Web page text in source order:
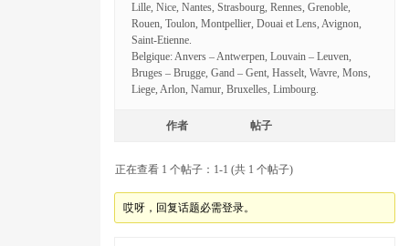
Lille, Nice, Nantes, Strasbourg, Rennes, Grenoble,
Rouen, Toulon, Montpellier, Douai et Lens, Avignon,
Saint-Etienne.
Belgique: Anvers – Antwerpen, Louvain – Leuven,
Bruges – Brugge, Gand – Gent, Hasselt, Wavre, Mons,
Liege, Arlon, Namur, Bruxelles, Limbourg.
作者 帖子
正在查看 1 个帖子：1-1 (共 1 个帖子)
哎呀，回复话题必需登录。